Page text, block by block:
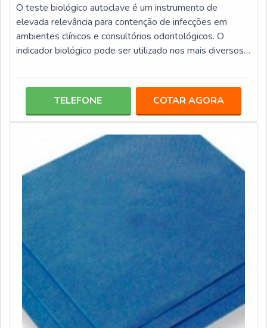
O teste biológico autoclave é um instrumento de
elevada relevância para contenção de infecções em
ambientes clínicos e consultórios odontológicos. O
indicador biológico pode ser utilizado nos mais diversos
Vácuo fracionado; Pré e pós Vácuo.Informações
autoclave contêm esporos do tipo Geobacillus
stearothermophilus, que são resistentes ao vapor. Esses
esporos ficam armazenados dentro das ampol
TELEFONE COTAR AGORA